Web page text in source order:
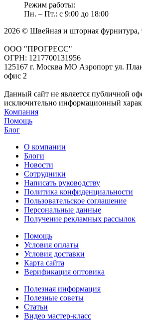
Режим работы:
Пн. – Пт.: с 9:00 до 18:00
2026 © Швейная и шторная фурнитура,
ООО "ПРОГРЕСС"
ОГРН: 1217700131956
125167 г. Москва МО Аэропорт ул.
офис 2
Данный сайт не является публичной
исключительно информационный
Компания
Помощь
Блог
О компании
Блоги
Новости
Сотрудники
Написать руководству
Политика конфиденциальности
Пользовательское соглашение
Персональные данные
Получение рекламных рассылок
Помощь
Условия оплаты
Условия доставки
Карта сайта
Верификация оптовика
Полезная информация
Полезные советы
Статьи
Видео мастер-класс